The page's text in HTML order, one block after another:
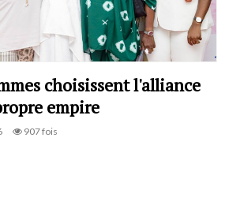
choisissent l'alliance
empire
907 fois